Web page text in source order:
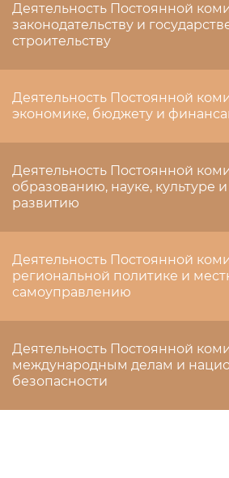
Деятельность Постоянной
законодательству и
строительству
Деятельность Постоянной
экономике, бюджету и
Деятельность Постоянной
образованию, науке, культуре
развитию
Деятельность Постоянной
региональной политике и
самоуправлению
Деятельность Постоянной
международным делам и
безопасности